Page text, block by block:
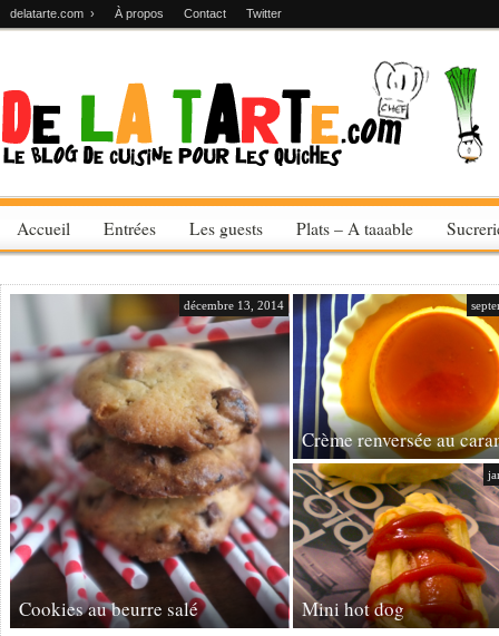
delatarte.com › À propos Contact Twitter
Accueil Entrées Les guests Plats – A taaable
décembre 13, 2014
Cookies au beurre salé
Crème renversée au
Mini hot dog